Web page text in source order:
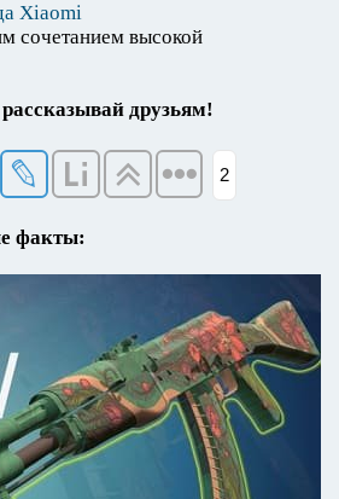
Xiaomi
сочетанием высокой
друзьям!
2
факты: